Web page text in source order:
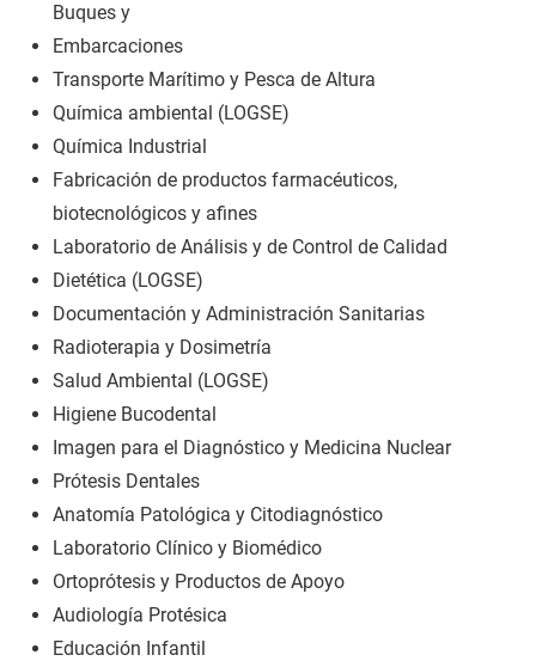
Buques y
Embarcaciones
Transporte Marítimo y Pesca de Altura
Química ambiental (LOGSE)
Química Industrial
Fabricación de productos farmacéuticos,
biotecnológicos y afines
Laboratorio de Análisis y de Control de Calidad
Dietética (LOGSE)
Documentación y Administración Sanitarias
Radioterapia y Dosimetría
Salud Ambiental (LOGSE)
Higiene Bucodental
Imagen para el Diagnóstico y Medicina Nuclear
Prótesis Dentales
Anatomía Patológica y Citodiagnóstico
Laboratorio Clínico y Biomédico
Ortoprótesis y Productos de Apoyo
Audiología Protésica
Educación Infantil